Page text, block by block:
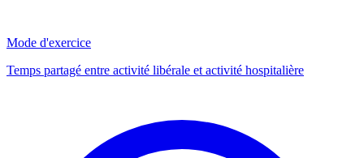
Mode d'exercice
Temps partagé entre activité libérale et activité hospitalière